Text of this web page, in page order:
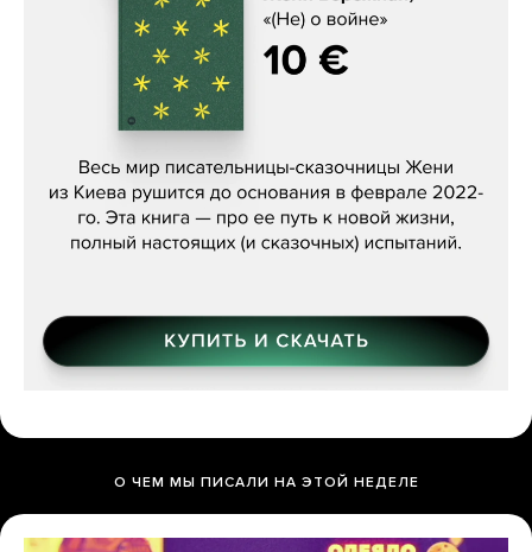
Женя Бережная, «(Не) о войне»
О ЧЕМ МЫ ПИСАЛИ НА ЭТОЙ НЕДЕЛЕ